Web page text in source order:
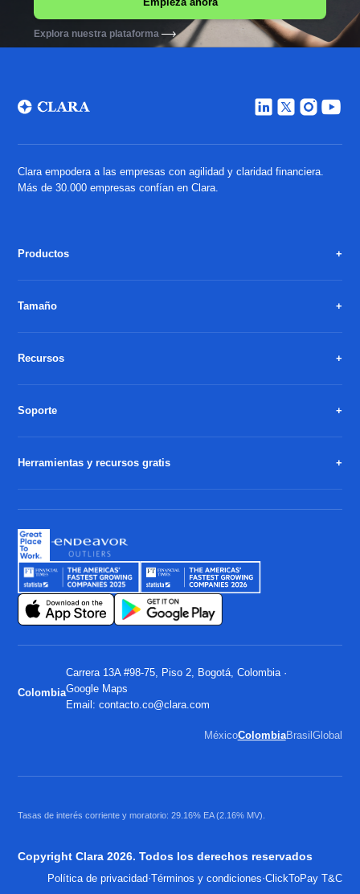
Explora nuestra plataforma
Clara empodera a las empresas con agilidad y claridad financiera.
Más de 30.000 empresas confían en Clara.
Productos
Tamaño
Recursos
Soporte
Herramientas y recursos gratis
Colombia
Carrera 13A #98-75, Piso 2, Bogotá, Colombia ·
Google Maps
Email:contacto.co@clara.com
MéxicoColombiaBrasil Global
Tasas de interés corriente y moratorio: 29.16% EA (2.16% MV).
Copyright Clara 2026. Todos los derechos reservados
Política de privacidad·Términos y condiciones·ClickToPay T&C